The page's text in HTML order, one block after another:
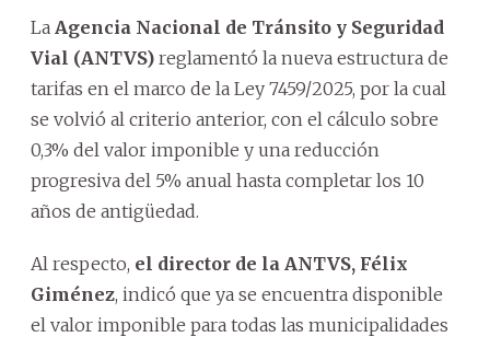
La Agencia Nacional de Tránsito y Seguridad
Vial (ANTVS) reglamentó la nueva estructura de
tarifas en el marco de la Ley 7459/2025, por la cual
se volvió al criterio anterior, con el cálculo sobre
0,3% del valor imponible y una reducción
progresiva del 5% anual hasta completar los 10
años de antigüedad.
Al respecto, el director de la ANTVS, Félix
Giménez, indicó que ya se encuentra disponible
el valor imponible para todas las municipalidades